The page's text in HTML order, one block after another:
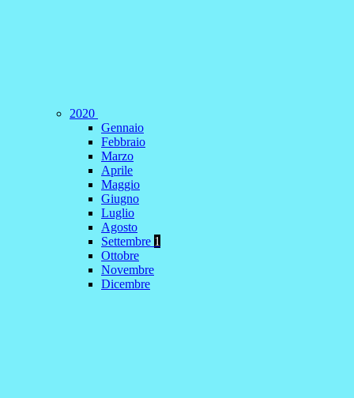
2020
Gennaio
Febbraio
Marzo
Aprile
Maggio
Giugno
Luglio
Agosto
Settembre 1
Ottobre
Novembre
Dicembre